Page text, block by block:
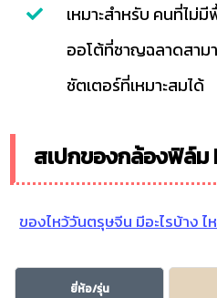
เหมาะสำหรับ คนที่ไม่
ออโต้ที่ชาญฉลาดสาม
ชัตเตอร์ที่เหมาะสมได้
สเปกของกล้องฟิล์ม
ของไหว้วันตรุษจีน มีอะไรบ้าง ไ
ยี่ห้อ/รุ่น